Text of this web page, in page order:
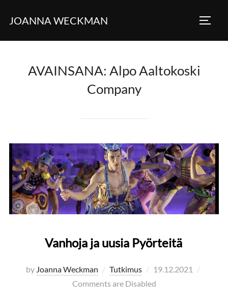
JOANNA WECKMAN
AVAINSANA: Alpo Aaltokoski
Company
Vanhoja ja uusia Pyörteitä
by Joanna Weckman Tutkimus
Posted
on
19.12.2021
Comments are Disabled